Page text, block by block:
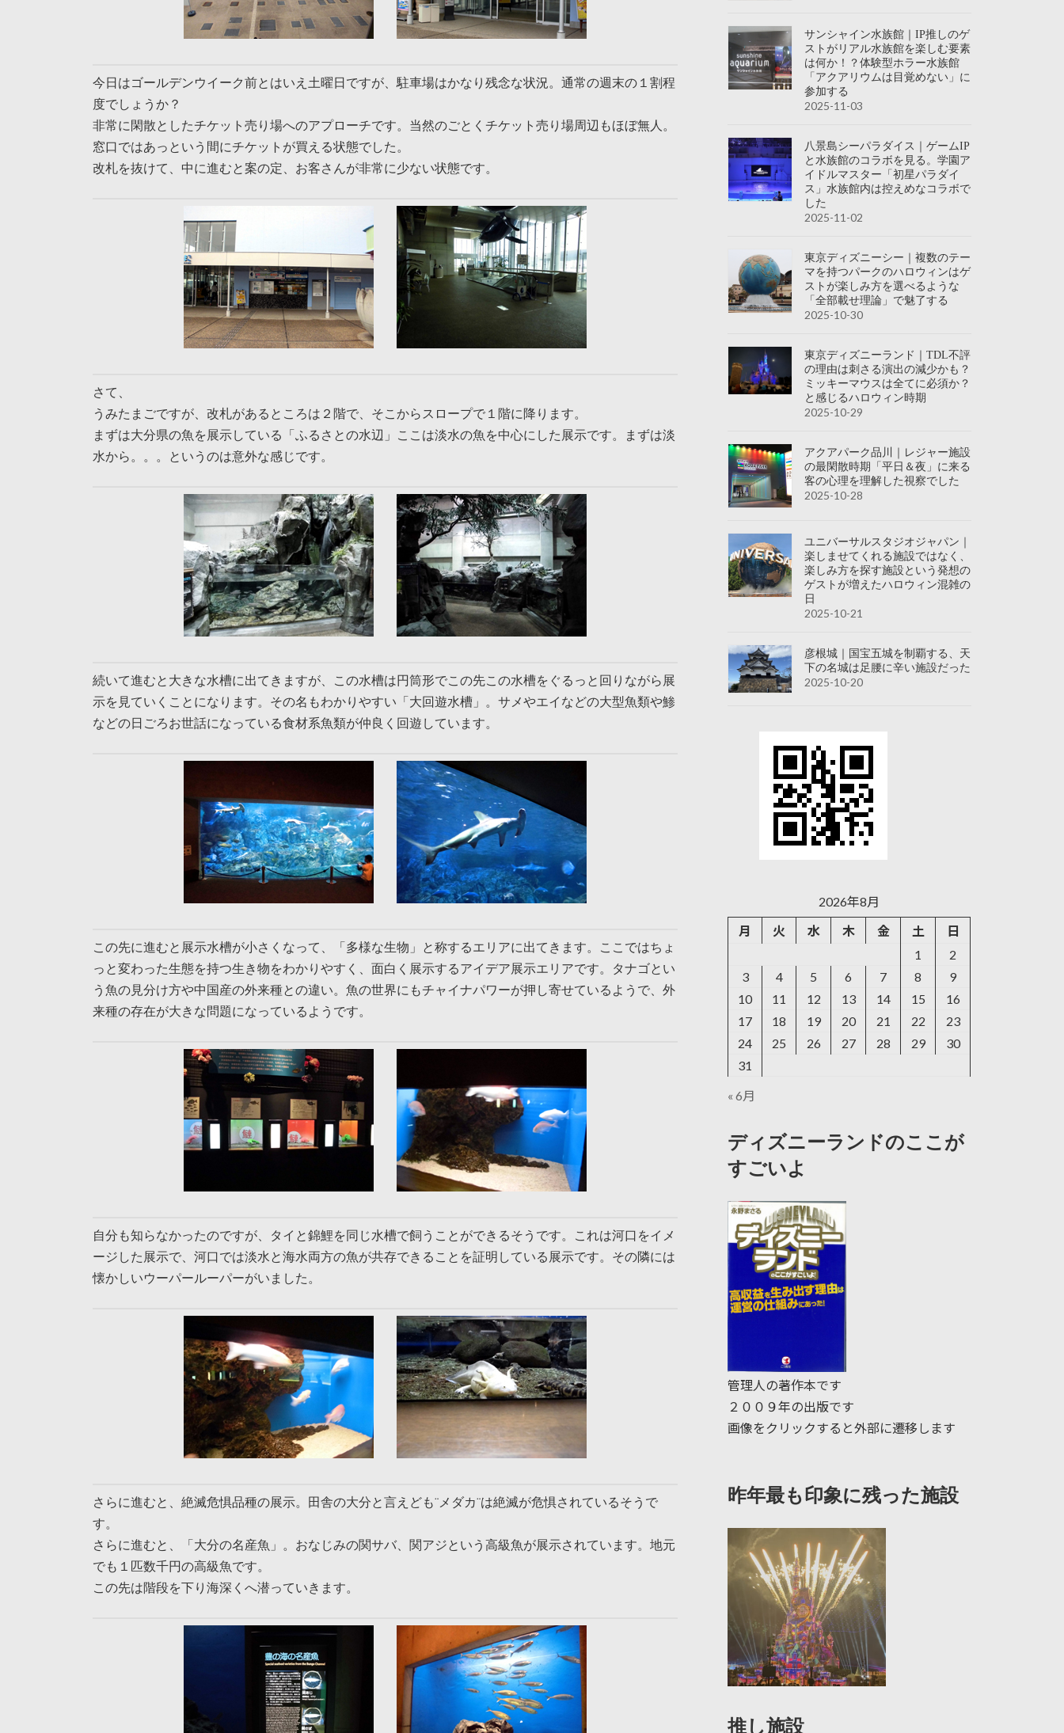
今日はゴールデンウイーク前とはいえ土曜日ですが、駐車場はかなり残念な状況。通常の週末の１割程
度でしょうか？
非常に閑散としたチケット売り場へのアプローチです。当然のごとくチケット売り場周辺もほぼ無人。
窓口ではあっという間にチケットが買える状態でした。
改札を抜けて、中に進むと案の定、お客さんが非常に少ない状態です。
さて、
うみたまごですが、改札があるところは２階で、そこからスロープで１階に降ります。
まずは大分県の魚を展示している「ふるさとの水辺」ここは淡水の魚を中心にした展示です。まずは淡
水から。。。というのは意外な感じです。
続いて進むと大きな水槽に出てきますが、この水槽は円筒形でこの先この水槽をぐるっと回りながら展
示を見ていくことになります。その名もわかりやすい「大回遊水槽」。サメやエイなどの大型魚類や鯵
などの日ごろお世話になっている食材系魚類が仲良く回遊しています。
この先に進むと展示水槽が小さくなって、「多様な生物」と称するエリアに出てきます。ここではちょ
っと変わった生態を持つ生き物をわかりやすく、面白く展示するアイデア展示エリアです。タナゴとい
う魚の見分け方や中国産の外来種との違い。魚の世界にもチャイナパワーが押し寄せているようで、外
来種の存在が大きな問題になっているようです。
自分も知らなかったのですが、タイと錦鯉を同じ水槽で飼うことができるそうです。これは河口をイメ
ージした展示で、河口では淡水と海水両方の魚が共存できることを証明している展示です。その隣には
懐かしいウーパールーパーがいました。
さらに進むと、絶滅危惧品種の展示。田舎の大分と言えども¨メダカ¨は絶滅が危惧されているそうで
す。
さらに進むと、「大分の名産魚」。おなじみの関サバ、関アジという高級魚が展示されています。地元
でも１匹数千円の高級魚です。
この先は階段を下り海深くへ潜っていきます。
サンシャイン水族館｜IP推しのゲ
ストがリアル水族館を楽しむ要素
は何か！？体験型ホラー水族館
「アクアリウムは目覚めない」に
参加する
2025-11-03
八景島シーパラダイス｜ゲームIP
と水族館のコラボを見る。学園ア
イドルマスター「初星パラダイ
ス」水族館内は控えめなコラボで
した
2025-11-02
東京ディズニーシー｜複数のテー
マを持つパークのハロウィンはゲ
ストが楽しみ方を選べるような
「全部載せ理論」で魅了する
2025-10-30
東京ディズニーランド｜TDL不評
の理由は刺さる演出の減少かも？
ミッキーマウスは全てに必須か？
と感じるハロウィン時期
2025-10-29
アクアパーク品川｜レジャー施設
の最閑散時期「平日＆夜」に来る
客の心理を理解した視察でした
2025-10-28
ユニバーサルスタジオジャパン｜
楽しませてくれる施設ではなく、
楽しみ方を探す施設という発想の
ゲストが増えたハロウィン混雑の
日
2025-10-21
彦根城｜国宝五城を制覇する、天
下の名城は足腰に辛い施設だった
2025-10-20
2026年8月
月
火 水 木 金 土
日
1
2
3
4 5 6 7 8
9
10
11 12 13 14 15
16
17
18 19 20 21 22
23
24
25 26 27 28 29
30
31
« 6月
ディズニーランドのここが
すごいよ
管理人の著作本です
２００９年の出版です
画像をクリックすると外部に遷移します
昨年最も印象に残った施設
推し施設